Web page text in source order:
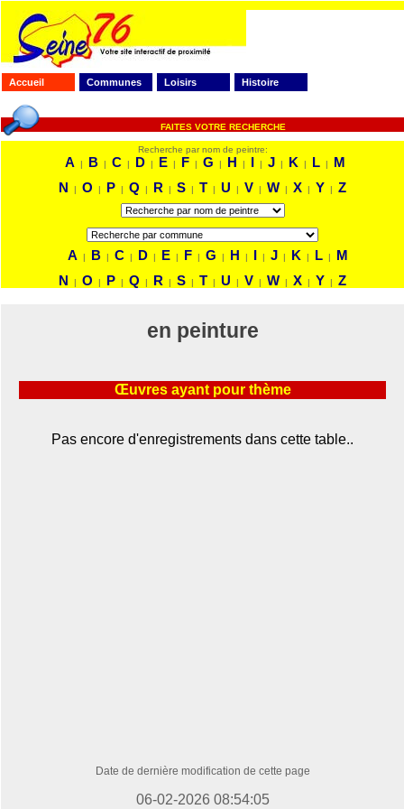
Accueil Communes Loisirs Histoire
FAITES VOTRE RECHERCHE
Recherche par nom de peintre:
A | B | C | D | E | F | G | H | I | J | K | L |
M
N
| O | P | Q | R | S | T | U | V | W | X | Y | Z
A | B | C | D | E | F | G | H | I | J | K | L |
M
N
| O | P | Q | R | S | T | U | V | W | X | Y | Z
en peinture
Œuvres ayant pour thème
Pas encore d'enregistrements dans cette table..
Date de dernière modification de cette page
06-02-2026 08:54:05